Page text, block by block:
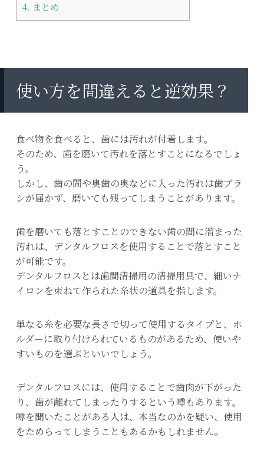
4. まとめ
使い方を間違えると逆効果？
食べ物を食べると、歯には汚れが付着します。
そのため、歯を磨いて汚れを落とすことになるでしょ
う。
しかし、歯の間や奥歯の奥などに入った汚れは歯ブラ
シが届かず、磨いても残ってしまうことがあります。
歯を磨いても落とすことのできない歯の間に溜まった
汚れは、デンタルフロスを使用することで落とすこと
が可能です。
デンタルフロスとは歯間清掃用の清掃用具で、細いナ
イロンを束ねて作られた糸状の道具を指します。
単なる糸を必要な長さで切って使用するタイプと、ホ
ルダーに取り付けられているものがあるため、使いや
すいものを選ぶといいでしょう。
デンタルフロスには、使用することで歯肉が下がった
り、歯が離れてしまったりするという噂もあります。
噂を聞いたことがある人は、本当なのかを疑い、使用
をためらってしまうこともあるかもしれません。